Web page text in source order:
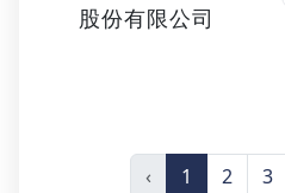
股份有限公司
‹ 1 2 3